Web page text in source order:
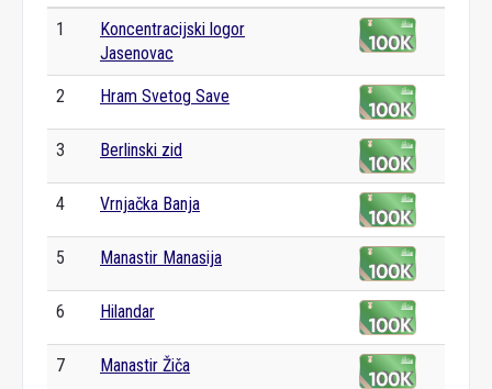
1
Koncentracijski logor
Jasenovac
2 Hram Svetog Save
3 Berlinski zid
4 Vrnjačka Banja
5 Manastir Manasija
6 Hilandar
7 Manastir Žiča